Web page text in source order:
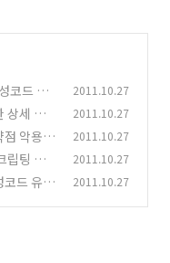
코드 유
2011.10.27
상세 분
2011.10.27
점 악용
2011.10.27
립팅 취
2011.10.27
코드 유포 2011.10.27